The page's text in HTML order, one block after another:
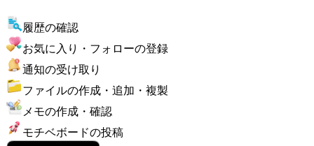
履歴の確認
お気に入り・フォローの登録
通知の受け取り
ファイルの作成・追加・複製
メモの作成・確認
モチベボードの投稿